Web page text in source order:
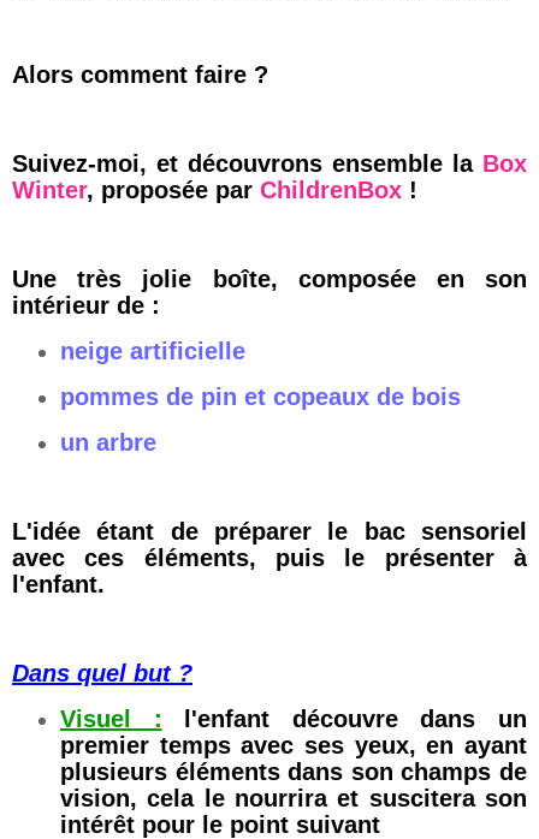
Alors comment faire ?
Suivez-moi, et découvrons ensemble la Box
Winter, proposée par ChildrenBox !
Une très jolie boîte, composée en son
intérieur de :
neige artificielle
pommes de pin et copeaux de bois
un arbre
L'idée étant de préparer le bac sensoriel
avec ces éléments, puis le présenter à
l'enfant.
Dans quel but ?
Visuel : l'enfant découvre dans un
premier temps avec ses yeux, en ayant
plusieurs éléments dans son champs de
vision, cela le nourrira et suscitera son
intérêt pour le point suivant